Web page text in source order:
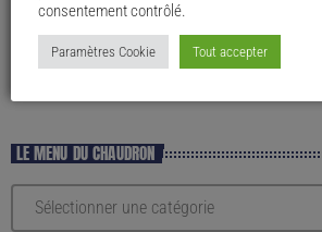
LE MENU DU CHAUDRON
consentement contrôlé.
Paramètres Cookie Tout accepter